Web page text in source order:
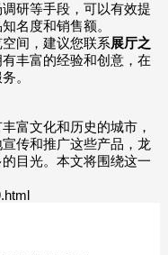
研等手段，可以有效提
名度和销售额。
间，建议您联系展厅之
丰富的经验和创意，在
。
富文化和历史的城市，
传和推广这些产品，龙
目光。本文将围绕这一